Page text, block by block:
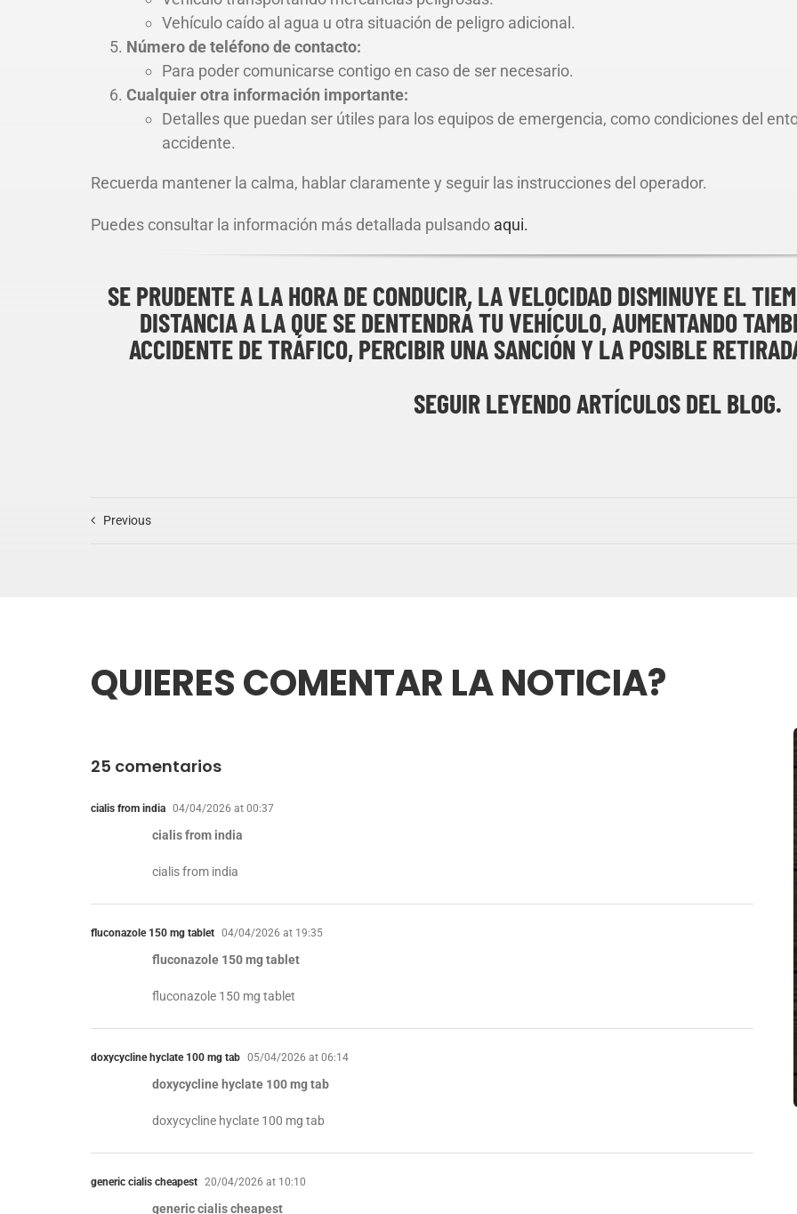
Vehículo caído al agua u otra situación de peligro adicional.
Número de teléfono de contacto:
Para poder comunicarse contigo en caso de ser necesario.
Cualquier otra información importante:
Detalles que puedan ser útiles para los equipos de emergencia, como condiciones del
accidente.
Recuerda mantener la calma, hablar claramente y seguir las instrucciones del operador.
Puedes consultar la información más detallada pulsando aqui.
SE PRUDENTE A LA HORA DE CONDUCIR, LA VELOCIDAD DISMINUYE EL
DISTANCIA A LA QUE SE DENTENDRÁ TU VEHÍCULO, AUMENTANDO
ACCIDENTE DE TRÁFICO, PERCIBIR UNA SANCIÓN Y LA POSIBLE
SEGUIR LEYENDO ARTÍCULOS DEL BLOG.
Previous
QUIERES COMENTAR LA NOTICIA?
25 comentarios
cialis from india 04/04/2026 at 00:37
cialis from india
cialis from india
fluconazole 150 mg tablet 04/04/2026 at 19:35
fluconazole 150 mg tablet
fluconazole 150 mg tablet
doxycycline hyclate 100 mg tab 05/04/2026 at 06:14
doxycycline hyclate 100 mg tab
doxycycline hyclate 100 mg tab
generic cialis cheapest 20/04/2026 at 10:10
generic cialis cheapest